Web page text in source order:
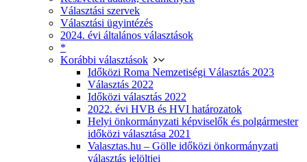
Választási szervek
Választási ügyintézés
2024. évi általános választások
*
Korábbi választások
Időközi Roma Nemzetiségi Választás 2023
Választás 2022
Időközi választás 2022
2022. évi HVB és HVI határozatok
Helyi önkormányzati képviselők és polgármester
időközi választása 2021
Valasztas.hu – Gölle időközi önkormányzati
választás jelöltjei